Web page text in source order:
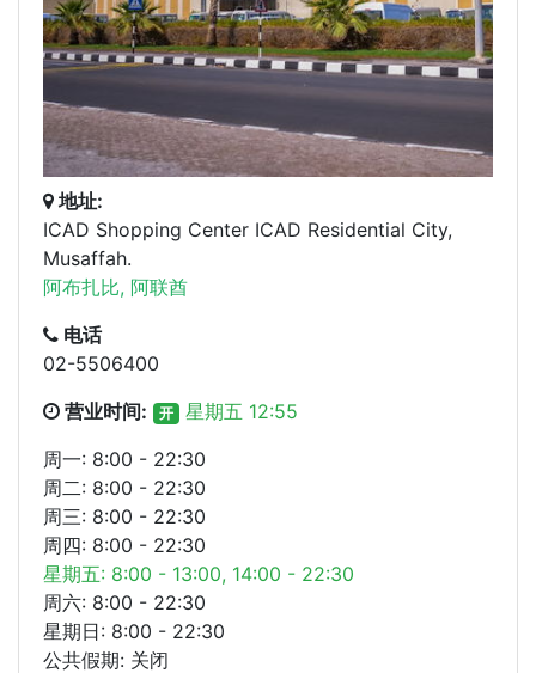
地址:
ICAD Shopping Center ICAD Residential City,
Musaffah.
阿布扎比, 阿联酋
电话
02-5506400
营业时间:
开
星期五 12:55
周一: 8:00 - 22:30
周二: 8:00 - 22:30
周三: 8:00 - 22:30
周四: 8:00 - 22:30
星期五: 8:00 - 13:00, 14:00 - 22:30
周六: 8:00 - 22:30
星期日: 8:00 - 22:30
公共假期: 关闭